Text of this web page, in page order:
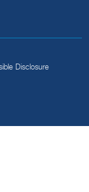
Disclosure